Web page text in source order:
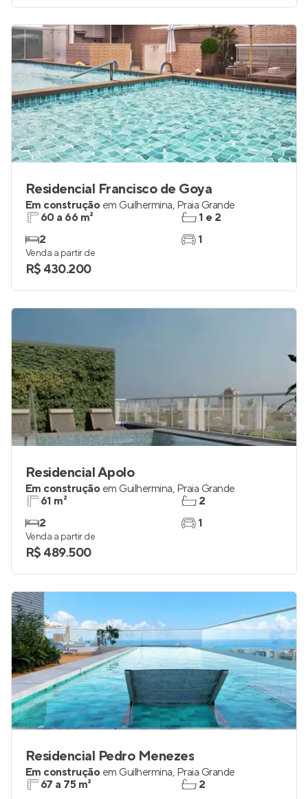
Residencial Francisco de Goya
Em construção em Guilhermina, Praia Grande
60 a 66 m²
2
1 e 2
1
Venda a partir de
R$ 430.200
Residencial Apolo
Em construção em Guilhermina, Praia Grande
61 m²
2
2
1
Venda a partir de
R$ 489.500
Residencial Pedro Menezes
Em construção em Guilhermina, Praia Grande
67 a 75 m²
2